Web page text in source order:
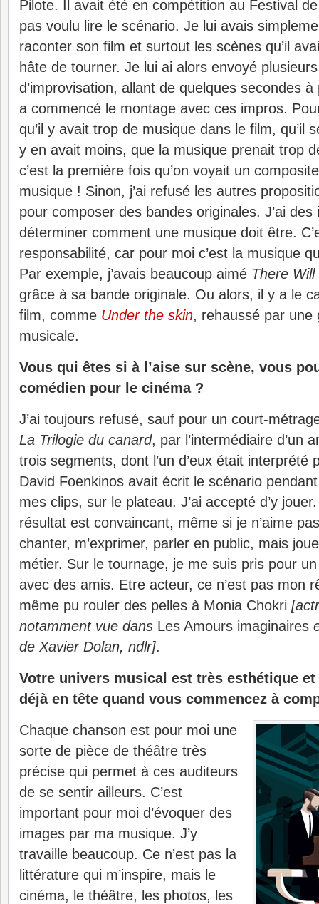
Pilote. Il avait été en compétition au Festival
pas voulu lire le scénario. Je lui avais
raconter son film et surtout les scènes qu’il
hâte de tourner. Je lui ai alors envoyé
d’improvisation, allant de quelques secondes
a commencé le montage avec ces impros.
qu’il y avait trop de musique dans le film, qu’il
y en avait moins, que la musique prenait trop
c’est la première fois qu’on voyait un
musique ! Sinon, j’ai refusé les autres
pour composer des bandes originales. J’ai
déterminer comment une musique doit être.
responsabilité, car pour moi c’est la musique
Par exemple, j’avais beaucoup aimé There
grâce à sa bande originale. Ou alors, il y a le
film, comme Under the skin, rehaussé par une
musicale.
Vous qui êtes si à l’aise sur scène, vous
comédien pour le cinéma ?
J’ai toujours refusé, sauf pour un court-
La Trilogie du canard, par l’intermédiaire d’un
trois segments, dont l’un d’eux était interprété
David Foenkinos avait écrit le scénario
mes clips, sur le plateau. J’ai accepté d’y
résultat est convaincant, même si je n’aime
chanter, m’exprimer, parler en public, mais
métier. Sur le tournage, je me suis pris pour
avec des amis. Etre acteur, ce n’est pas mon
même pu rouler des pelles à Monia Chokri
notamment vue dans Les Amours imaginaires
de Xavier Dolan, ndlr].
Votre univers musical est très esthétique et
déjà en tête quand vous commencez à
Chaque chanson est pour moi une
sorte de pièce de théâtre très
précise qui permet à ces auditeurs
de se sentir ailleurs. C’est
important pour moi d’évoquer des
images par ma musique. J’y
travaille beaucoup. Ce n’est pas la
littérature qui m’inspire, mais le
cinéma, le théâtre, les photos, les